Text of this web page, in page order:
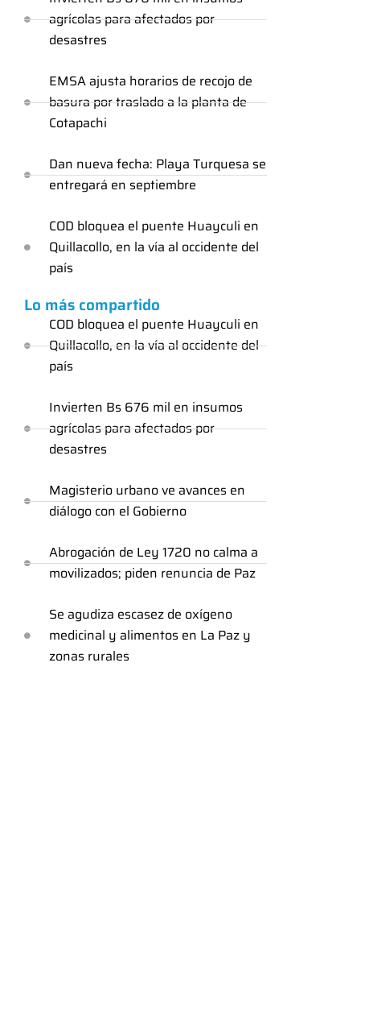
agrícolas para afectados por
desastres
EMSA ajusta horarios de recojo de
basura por traslado a la planta de
Cotapachi
Dan nueva fecha: Playa Turquesa se
entregará en septiembre
COD bloquea el puente Huayculi en
Quillacollo, en la vía al occidente del
país
Lo más compartido
COD bloquea el puente Huayculi en
Quillacollo, en la vía al occidente del
país
Invierten Bs 676 mil en insumos
agrícolas para afectados por
desastres
Magisterio urbano ve avances en
diálogo con el Gobierno
Abrogación de Ley 1720 no calma a
movilizados; piden renuncia de Paz
Se agudiza escasez de oxígeno
medicinal y alimentos en La Paz y
zonas rurales